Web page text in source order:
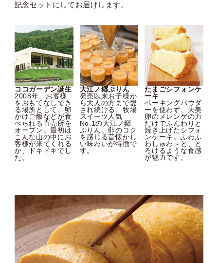
記念セットにしてお届けします。
ココガーデン誕生
2008年、お客様
をおもてなしでき
る場所として、卵
かけご飯などが食
べられる直売所を
オープン。最初は
こんな山の中にお
客様が来てくれる
か、ドキドキでし
た。
大江ノ郷ぷりん
発売以来お子様か
ら大人の方まで愛
され続ける、牧場
スイーツ人気
No.1の大江ノ郷
ぷりん。卵のコク
を感じる昔懐かし
い味わいが特徴で
す。
たまごシフォンケ
ーキ
ベーキングパウダ
ーを使わず、天美
卵のメレンゲの力
だけでふんわりと
焼き上げたシフォ
ンケーキ。ふわふ
わしゅわ～と、と
ろけるような食感
が魅力です。